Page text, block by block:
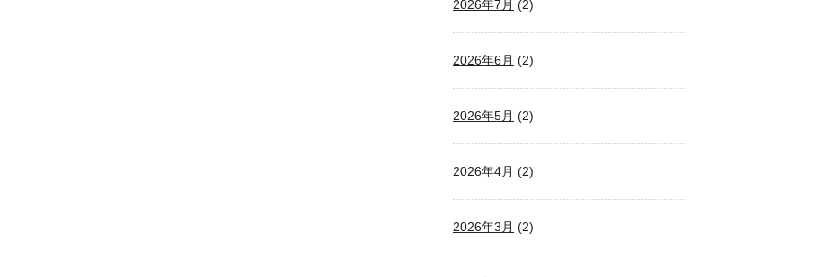
2026年7月 (2)
2026年6月 (2)
2026年5月 (2)
2026年4月 (2)
2026年3月 (2)